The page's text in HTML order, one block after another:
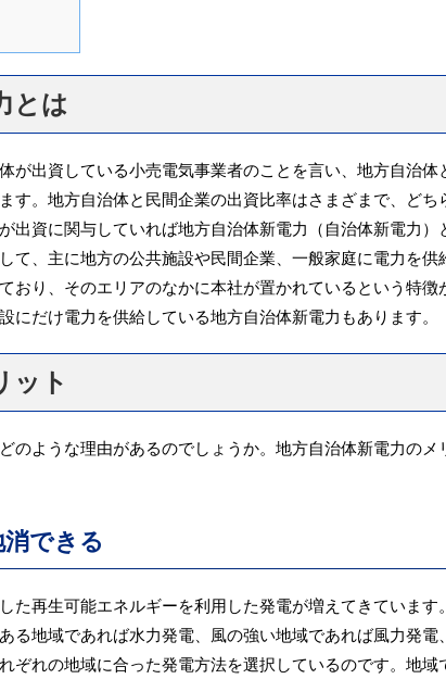
とは
が出資している小売電気事業者のことを言い、地方自治体
す。地方自治体と民間企業の出資比率はさまざまで、どち
出資に関与していれば地方自治体新電力（自治体新電力）
て、主に地方の公共施設や民間企業、一般家庭に電力を供
おり、そのエリアのなかに本社が置かれているという特徴
だけ電力を供給している地方自治体新電力もあります。
ット
のような理由があるのでしょうか。地方自治体新電力のメ
できる
た再生可能エネルギーを利用した発電が増えてきています
る地域であれば水力発電、風の強い地域であれば風力発電
ぞれの地域に合った発電方法を選択しているのです。地域